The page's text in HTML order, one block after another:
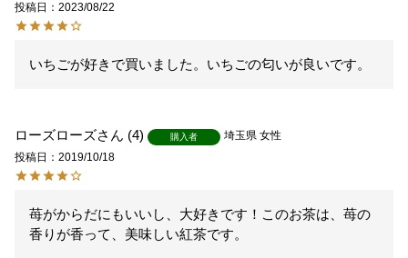
投稿日
2023/08/22
いちごが好きで買いました。いちごの匂いが良いです。
ローズローズ 4 購入者 埼玉県 女性
投稿日
2019/10/18
苺がからだにもいいし、大好きです！このお茶は、苺の
香りが香って、美味しい紅茶です。